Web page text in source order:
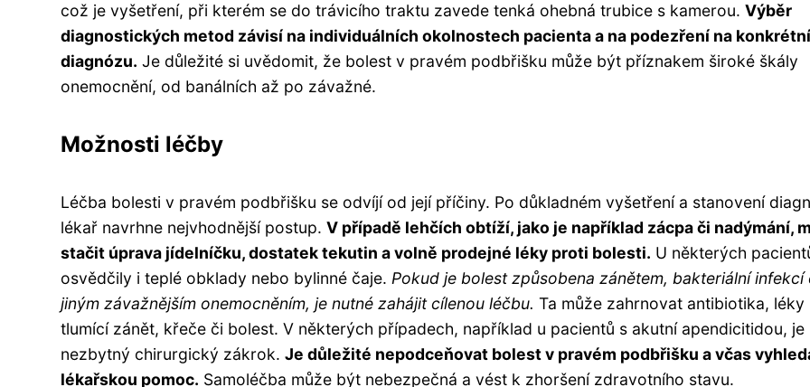
což je vyšetření, při kterém se do trávicího traktu zavede tenká ohebná trubice s kamerou. Výběr
diagnostických metod závisí na individuálních okolnostech pacienta a na podezření na konkrétní
diagnózu. Je důležité si uvědomit, že bolest v pravém podbřišku může být příznakem široké škály
onemocnění, od banálních až po závažné.
Možnosti léčby
Léčba bolesti v pravém podbřišku se odvíjí od její příčiny. Po důkladném vyšetření a stanovení
lékař navrhne nejvhodnější postup. V případě lehčích obtíží, jako je například zácpa či nadýmání,
stačit úprava jídelníčku, dostatek tekutin a volně prodejné léky proti bolesti. U některých
osvědčily i teplé obklady nebo bylinné čaje. Pokud je bolest způsobena zánětem, bakteriální infekcí
jiným závažnějším onemocněním, je nutné zahájit cílenou léčbu. Ta může zahrnovat antibiotika, léky
tlumící zánět, křeče či bolest. V některých případech, například u pacientů s akutní apendicitidou, je
nezbytný chirurgický zákrok. Je důležité nepodceňovat bolest v pravém podbřišku a včas
lékařskou pomoc. Samoléčba může být nebezpečná a vést k zhoršení zdravotního stavu.